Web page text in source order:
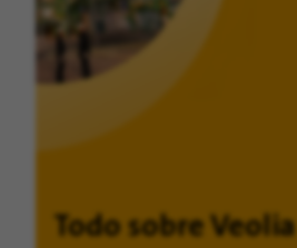
Todo sobre Veolia